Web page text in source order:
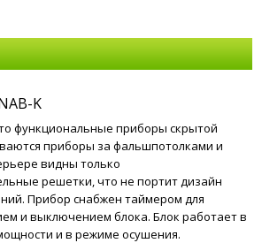
K
функциональные приборы скрытой
приборы за фальшпотолками и
видны только
решетки, что не портит дизайн
Прибор снабжен таймером для
и выключением блока. Блок работает в
и в режиме осушения.